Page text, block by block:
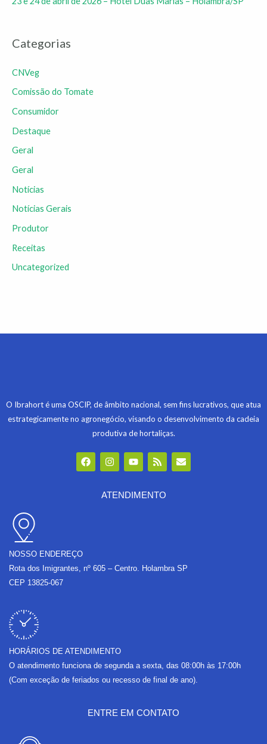
Categorias
CNVeg
Comissão do Tomate
Consumidor
Destaque
Geral
Geral
Notícias
Notícias Gerais
Produtor
Receitas
Uncategorized
O Ibrahort é uma OSCIP, de âmbito nacional, sem fins lucrativos, que atua
estrategicamente no agronegócio, visando o desenvolvimento da cadeia
produtiva de hortaliças.
F
a
c
I
n
s
a
Y
o
u
u
R
s
s
E
n
v
ATENDIMENTO
NOSSO ENDEREÇO
Rota dos Imigrantes, nº 605 – Centro. Holambra SP
CEP 13825-067
HORÁRIOS DE ATENDIMENTO
O atendimento funciona de segunda a sexta, das 08:00h às 17:00h
(Com exceção de feriados ou recesso de final de ano).
ENTRE EM CONTATO